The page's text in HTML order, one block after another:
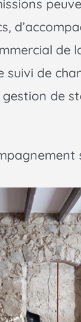
de
suivi de
de